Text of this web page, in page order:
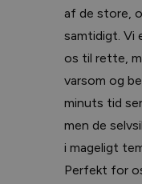
af de store,
samtidigt. Vi
os til rette,
varsom og
minuts tid
men de
i mageligt
Perfekt for